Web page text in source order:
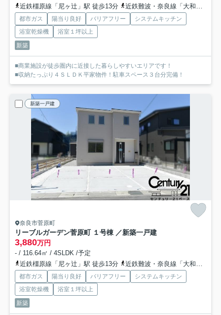
近鉄橿原線「尼ヶ辻」駅 徒歩13分
近鉄難波・奈良線「大和西大寺」駅 徒歩21分
都市ガス 陽当り良好 バリアフリー
システムキッチン
浴室乾燥機
浴室１坪以上
新築
■商業施設が徒歩圏内に近接した暮らしやすいエリアです！
■収納たっぷり４ＳＬＤＫ平家物件！駐車スペース３台分完備！
新築一戸建
奈良市菅原町
リーブルガーデン菅原町 １号棟 ／新築一戸建
3,880万円
- / 116.64㎡ / 4SLDK /予定
近鉄橿原線「尼ヶ辻」駅 徒歩13分
近鉄難波・奈良線「大和西大寺」駅 徒歩21分
都市ガス 陽当り良好 バリアフリー
システムキッチン
浴室乾燥機
浴室１坪以上
新築